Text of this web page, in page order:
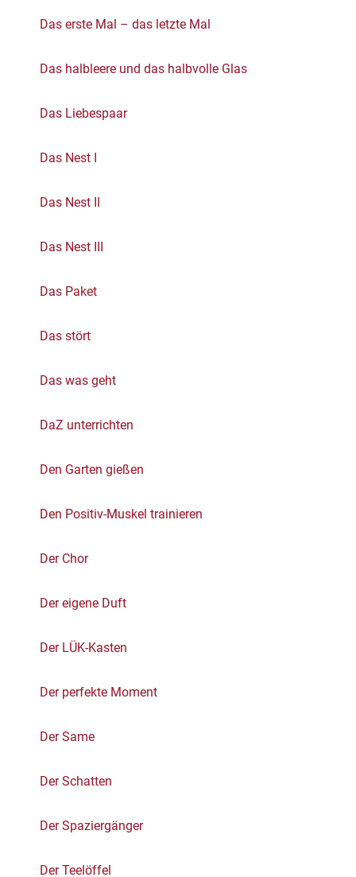
Das erste Mal – das letzte Mal
Das halbleere und das halbvolle Glas
Das Liebespaar
Das Nest I
Das Nest II
Das Nest III
Das Paket
Das stört
Das was geht
DaZ unterrichten
Den Garten gießen
Den Positiv-Muskel trainieren
Der Chor
Der eigene Duft
Der LÜK-Kasten
Der perfekte Moment
Der Same
Der Schatten
Der Spaziergänger
Der Teelöffel